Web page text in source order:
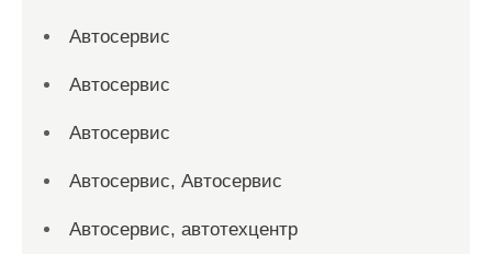
Автосервис
Автосервис
Автосервис
Автосервис, Автосервис
Автосервис, автотехцентр